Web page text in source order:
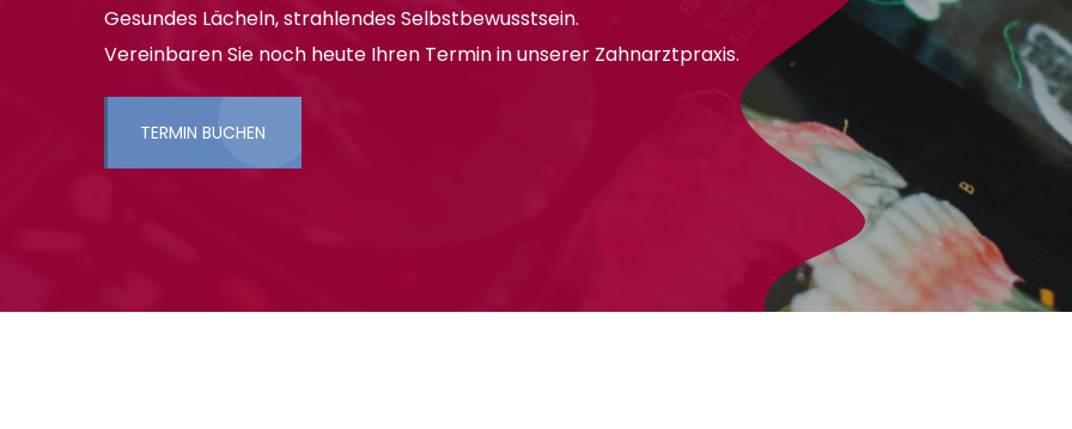
Gesundes Lächeln, strahlendes Selbstbewusstsein.
Vereinbaren Sie noch heute Ihren Termin in unserer Zahnarztpraxis.
TERMIN BUCHEN